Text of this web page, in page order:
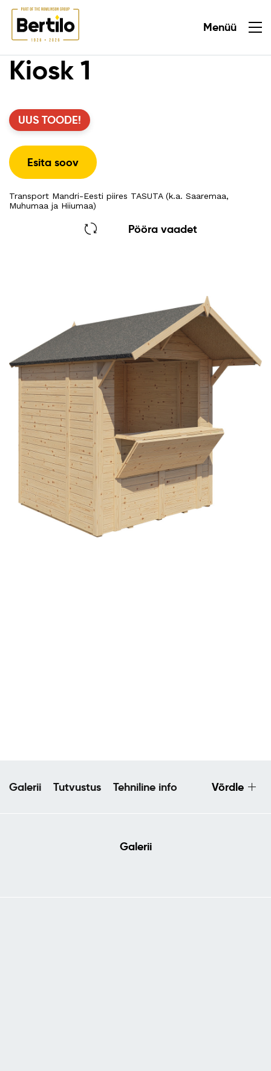
Menüü
Kiosk 1
UUS TOODE!
Esita soov
Transport Mandri-Eesti piires TASUTA (k.a. Saaremaa,
Muhumaa ja Hiiumaa)
Pööra vaadet
Galerii Tutvustus Tehniline info Võrdle
Galerii